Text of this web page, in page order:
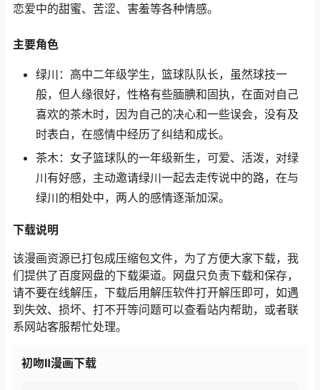
恋爱中的甜蜜、苦涩、害羞等各种情感。
主要角色
绿川：高中二年级学生，篮球队队长，虽然球技一
般，但人缘很好，性格有些腼腆和固执，在面对自己
喜欢的茶木时，因为自己的决心和一些误会，没有及
时表白，在感情中经历了纠结和成长。
茶木：女子篮球队的一年级新生，可爱、活泼，对绿
川有好感，主动邀请绿川一起去走传说中的路，在与
绿川的相处中，两人的感情逐渐加深。
下载说明
该漫画资源已打包成压缩包文件，为了方便大家下载，我
们提供了百度网盘的下载渠道。网盘只负责下载和保存，
请不要在线解压，下载后用解压软件打开解压即可，如遇
到失效、损坏、打不开等问题可以查看站内帮助，或者联
系网站客服帮忙处理。
初吻Ⅱ漫画下载